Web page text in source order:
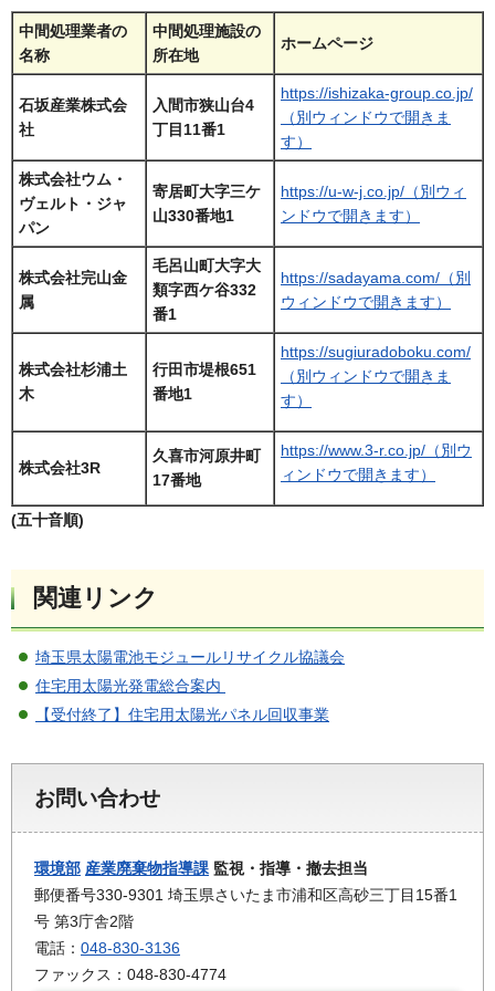
中間処理業者の
名称
中間処理施設の
所在地
ホームページ
石坂産業株式会
社
入間市狭山台4
丁目11番1
https://ishizaka-group.co.jp/
（別ウィンドウで開きま
す）
株式会社ウム・
ヴェルト・ジャ
パン
寄居町大字三ケ
山330番地1
https://u-w-j.co.jp/（別ウィ
ンドウで開きます）
株式会社完山金
属
毛呂山町大字大
類字西ケ谷332
番1
https://sadayama.com/（別
ウィンドウで開きます）
株式会社杉浦土
木
行田市堤根651
番地1
https://sugiuradoboku.com/
（別ウィンドウで開きま
す）
株式会社3R
久喜市河原井町
17番地
https://www.3-r.co.jp/（別ウ
ィンドウで開きます）
(五十音順)
関連リンク
埼玉県太陽電池モジュールリサイクル協議会
住宅用太陽光発電総合案内
【受付終了】住宅用太陽光パネル回収事業
お問い合わせ
環境部 産業廃棄物指導課 監視・指導・撤去担当
郵便番号330-9301 埼玉県さいたま市浦和区高砂三丁目15番1
号 第3庁舎2階
電話： 048-830-3136
ファックス：048-830-4774